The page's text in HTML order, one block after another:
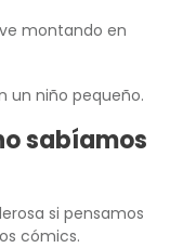
montando en
un niño pequeño.
sabíamos
si pensamos
cómics.